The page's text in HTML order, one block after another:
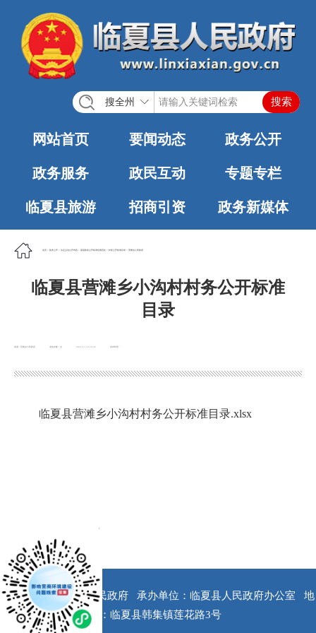
搜全州
网站首页 要闻动态 政务公开
政务服务 政民互动 专题专栏
临夏县旅游 招商引资 政务新媒体
首页 政务公开 法定主动公开内容 基层政务公开标准化规范化 村务公开标准目录 营滩乡人民政府
临夏县营滩乡小沟村村务公开标准
目录
来源：营滩乡人民政府 浏览次数： 发布时间：
2022-11-14 16:45
临夏县营滩乡小沟村村务公开标准目录.xlsx
版权所有：临夏县人民政府 承办单位：临夏县人民政府办公室
地
址：临夏县韩集镇莲花路3号
x